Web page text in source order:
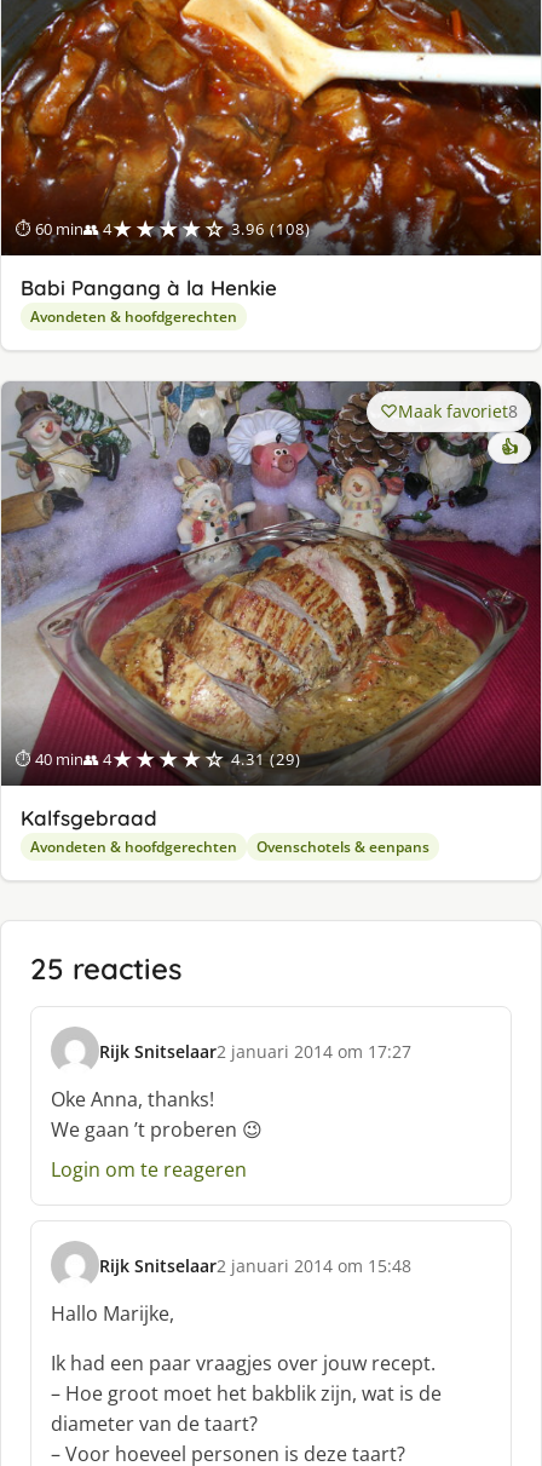
⏱ 60 min👥 4★★★★☆ 3.96 (108)
Babi Pangang à la Henkie
Avondeten & hoofdgerechten
⏱ 40 min👥 4★★★★☆ 4.31 (29)
Maak favoriet8
👍
Kalfsgebraad
Avondeten & hoofdgerechten Ovenschotels & eenpans
25 reacties
Rijk Snitselaar
s
c
h
r
e
f
2 januari 2014 om 17:27
Oke Anna, thanks!
We gaan ’t proberen 😉
Login om te reageren
Rijk Snitselaar
s
c
h
r
f
:
2 januari 2014 om 15:48
Hallo Marijke,
Ik had een paar vraagjes over jouw recept.
– Hoe groot moet het bakblik zijn, wat is de
diameter van de taart?
– Voor hoeveel personen is deze taart?